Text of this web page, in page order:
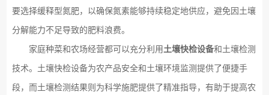
要选择缓释型氮肥，以确保氮素能够持续稳定地供应，避免因土壤
分解能力不足导致的肥料浪费。
家庭种菜和农场经营都可以充分利用土壤快检设备和土壤检测
技术。 土壤快检设备为农产品安全和土壤环境监测提供了便捷手
段，而土壤检测结果则为科学施肥提供了精准指导，有助于提高农